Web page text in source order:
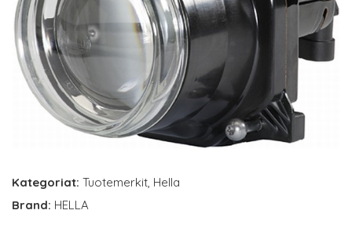
Kategoriat: Tuotemerkit Hella
Brand: HELLA